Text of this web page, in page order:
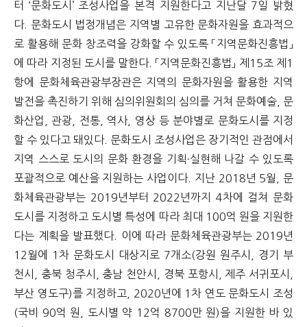
터 ‘문화도시’ 조성사업을 본격 지원한다고 지난달 7일 밝혔
다. 문화도시 법정개념은 지역별 고유한 문화자원을 효과적으
로 활용해 문화 창조력을 강화할 수 있도록 「지역문화진흥법」
에 따라 지정된 도시를 말한다. 「지역문화진흥법」 제15조 제1
항에 문화체육관광부장관은 지역의 문화자원을 활용한 지역
발전을 촉진하기 위해 심의위원회의 심의를 거쳐 문화예술, 문
화산업, 관광, 전통, 역사, 영상 등 분야별로 문화도시를 지정
할 수 있다고 돼있다. 문화도시 조성사업은 장기적인 관점에서
지역 스스로 도시의 문화 환경을 기획·실현해 나갈 수 있도록
포괄적으로 예산을 지원하는 사업이다. 지난 2018년 5월, 문
화체육관광부는 2019년부터 2022년까지 4차에 걸쳐 문화
도시를 지정하고 도시별 특성에 따라 최대 100억 원을 지원한
다는 계획을 발표했다. 이에 따라 문화체육관광부는 2019년
12월에 1차 문화도시 대상지로 7개소(강원 원주시, 경기 부
천시, 충북 청주시, 충남 천안시, 경북 포항시, 제주 서귀포시,
부산 영도구)를 지정하고, 2020년에 1차 연도 문화도시 조성
(국비 90억 원, 도시별 약 12억 8700만 원)을 지원한 바 있